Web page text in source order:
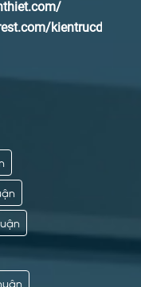
kientrucdaq/